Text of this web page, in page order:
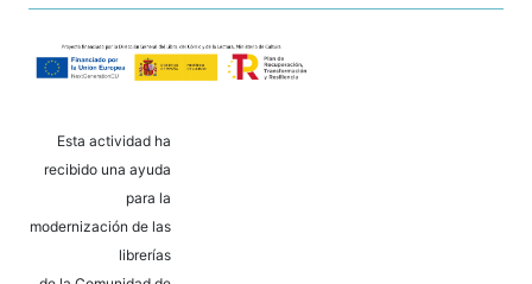
Esta actividad ha
recibido una ayuda
para la
modernización de las
librerías